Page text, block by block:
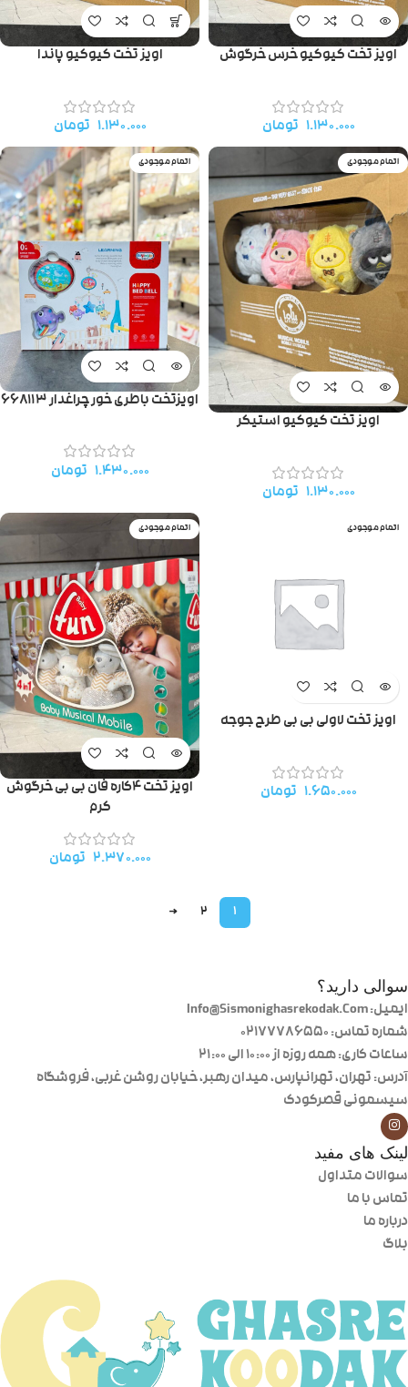
اویز تخت کیوکیو خرس خرگوش
۱.۱۳۰.۰۰۰ تومان
اویز تخت کیوکیو پاندا
۱.۱۳۰.۰۰۰ تومان
اتمام موجودی
اویز تخت کیوکیو استیکر
۱.۱۳۰.۰۰۰ تومان
اتمام موجودی
اویزتخت باطری خور چراغدار ۶۶۸۱۱۳
۱.۴۳۰.۰۰۰ تومان
اتمام موجودی
اویز تخت لاولی بی بی طرح جوجه
۱.۶۵۰.۰۰۰ تومان
اتمام موجودی
اویز تخت ۴کاره فان بی بی خرگوش
کرم
۲.۳۷۰.۰۰۰ تومان
1
2
→
سوالی دارید؟
ایمیل: Info@Sismonighasrekodak.Com
شماره تماس: 02177786550
ساعات کاری: همه روزه از ۱۰:۰۰ الی ۲۱:۰۰
آدرس: تهران، تهرانپارس، میدان رهبر، خیابان روشن غربی، فروشگاه
سیسمونی قصرکودک
لینک های مفید
سوالات متداول
تماس با ما
درباره ما
بلاگ